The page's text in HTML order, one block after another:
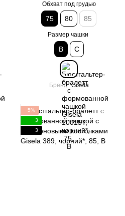
Обхват под грудью
75 80 85
Размер чашки
B C
Бренд Gisela
−5%
3
3